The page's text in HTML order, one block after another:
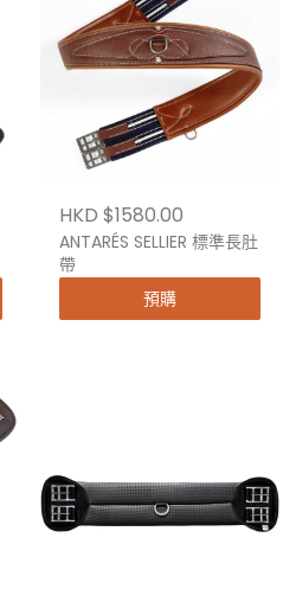
HKD $1580.00
ANTARÉS SELLIER 標準長肚
帶
預購